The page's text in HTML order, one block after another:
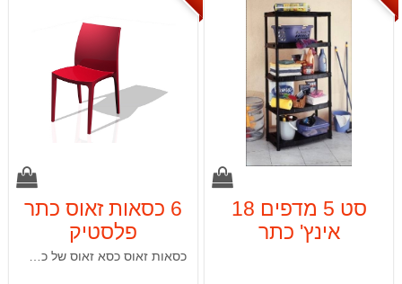
סט 5 מדפים 18
אינץ' כתר
6 כסאות זאוס כתר
פלסטיק